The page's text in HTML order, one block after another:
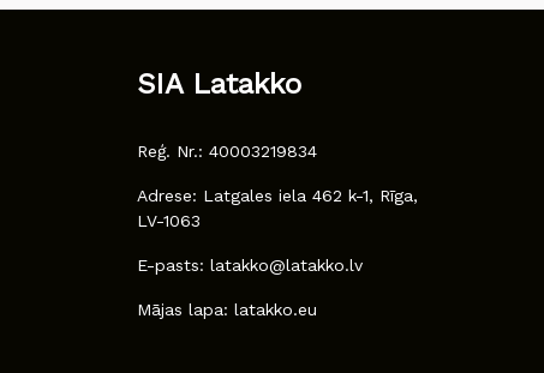
SIA Latakko
Reģ. Nr.: 40003219834
Adrese: Latgales iela 462 k-1, Rīga,
LV-1063
E-pasts: latakko@latakko.lv
Mājas lapa: latakko.eu